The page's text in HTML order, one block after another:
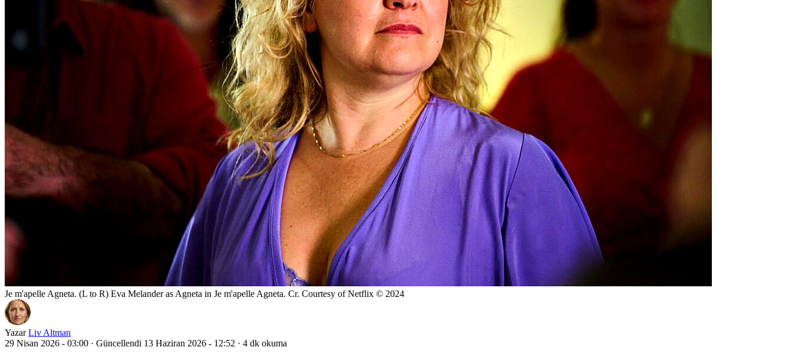
Je m'apelle Agneta. (L to R) Eva Melander as Agneta in Je m'apelle Agneta. Cr. Courtesy of Netflix © 2024
Yazar Liv Altman
29 Nisan 2026 - 03:00 · Güncellendi 13 Haziran 2026 - 12:52 · 4 dk okuma